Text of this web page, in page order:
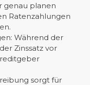
genau planen
Ratenzahlungen
Während der
Zinssatz vor
sorgt für